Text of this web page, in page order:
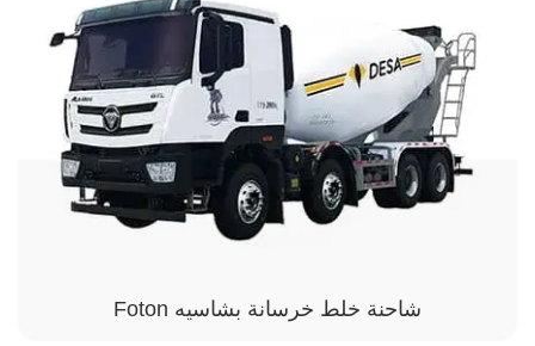
شاحنة خلط خرسانة بشاسيه Foton